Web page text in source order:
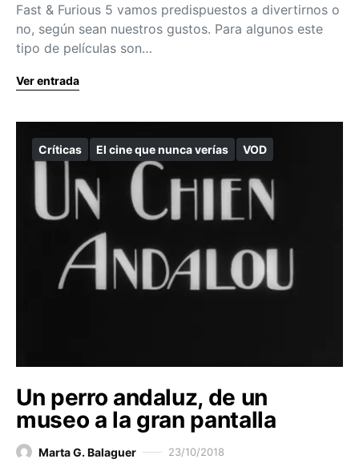
Fast & Furious 5 vamos predispuestos a divertirnos o
no, según sean nuestros gustos. Para algunos este
tipo de películas son…
Ver entrada
Críticas El cine que nunca verías VOD
Un perro andaluz, de un
museo a la gran pantalla
Marta G. Balaguer 23/10/2018